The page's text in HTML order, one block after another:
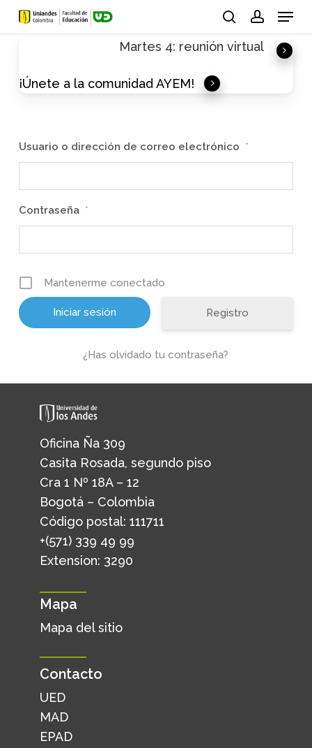
Skip
Menu
Martes 4: reunión virtual
¡Únete a la comunidad AYEM!
Usuario o dirección de correo electrónico *
Contraseña *
Mantenerme conectado
Registro
¿Has olvidado tu contraseña?
Oficina Ña 309
Casita Rosada, segundo piso
Cra 1 Nº 18A – 12
Bogotá – Colombia
Código postal: 111711
+(571) 339 49 99
Extension: 3290
Mapa
Mapa del sitio
Contacto
UED
MAD
EPAD